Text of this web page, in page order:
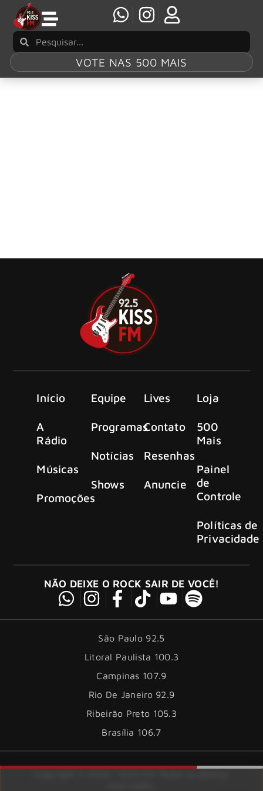
VOTE NAS 500 MAIS
Início
A
Rádio
Músicas
Promoções
Equipe
Programas
Notícias
Shows
Lives
Contato
Resenhas
Anuncie
Loja
500
Mais
Painel
de
Controle
Políticas de
Privacidade
NÃO DEIXE O ROCK SAIR DE VOCÊ!
São Paulo 92.5
Litoral Paulista 100.3
Campinas 107.9
Rio De Janeiro 92.9
Ribeirão Preto 105.3
Brasília 106.7